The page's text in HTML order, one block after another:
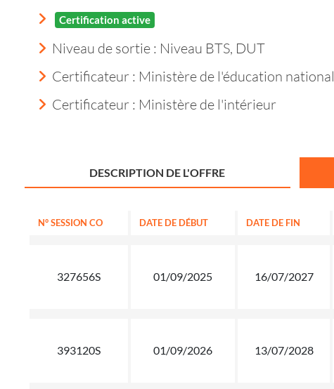
Certification active
Niveau de sortie : Niveau BTS, DUT
Certificateur : Ministère de l'éducation
Certificateur : Ministère de l'intérieur
DESCRIPTION DE L'OFFRE
N° SESSION CO DATE DE DÉBUT DATE DE FIN
327656S 01/09/2025 16/07/2027
393120S 01/09/2026 13/07/2028